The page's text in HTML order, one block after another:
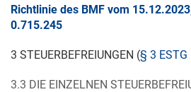
Richtlinie des BMF vom
0.715.245
3 STEUERBEFREIUNGEN (§ 3 ESTG
3.3 DIE EINZELNEN